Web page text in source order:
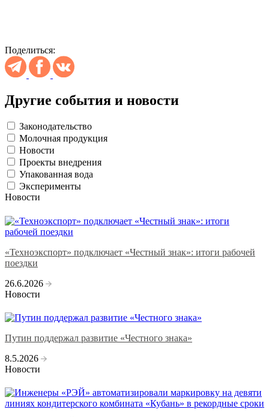
Поделиться:
Другие события и новости
Законодательство
Молочная продукция
Новости
Проекты внедрения
Упакованная вода
Эксперименты
Новости
«Техноэкспорт» подключает «Честный знак»: итоги рабочей
поездки
26.6.2026
Новости
Путин поддержал развитие «Честного знака»
8.5.2026
Новости